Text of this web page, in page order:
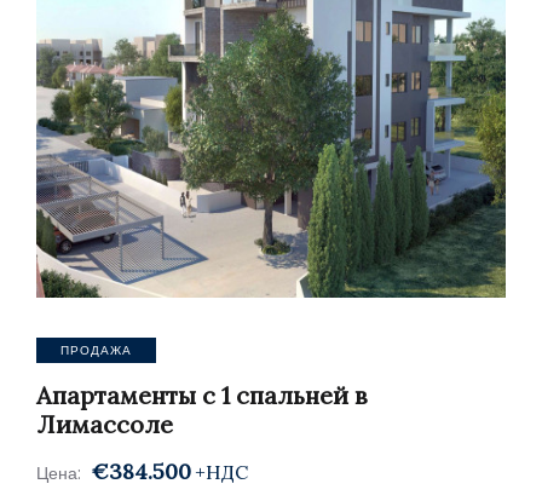
ПРОДАЖА
Апартаменты с 1 спальней в
Лимассоле
Цена: €384.500 +НДС